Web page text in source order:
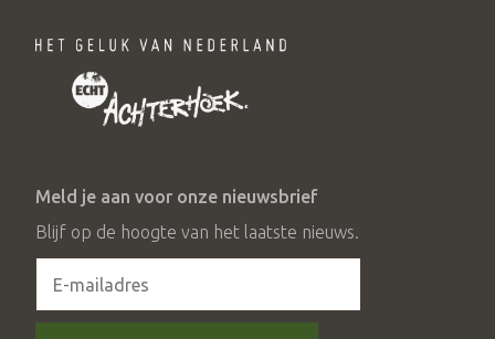
Meld je aan voor onze nieuwsbrief
Blijf op de hoogte van het laatste nieuws.